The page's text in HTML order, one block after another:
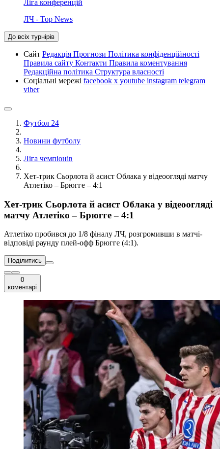
Ліга конференцій
ЛЧ - Top News
До всіх турнірів
Сайт Редакція Прогнози Політика конфіденційності
Правила сайту Контакти Правила коментування
Редакційна політика Структура власності
Соціальні мережі facebook x youtube instagram telegram
viber
Футбол 24
Новини футболу
Ліга чемпіонів
Хет-трик Сьорлота й асист Облака у відеоогляді матчу
Атлетіко – Брюгге – 4:1
Хет-трик Сьорлота й асист Облака у відеоогляді
матчу Атлетіко – Брюгге – 4:1
Атлетіко пробився до 1/8 фіналу ЛЧ, розгромивши в матчі-
відповіді раунду плей-офф Брюгге (4:1).
Поділитись
0
коментарі